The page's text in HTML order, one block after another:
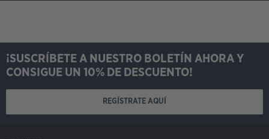
¡SUSCRÍBETE A NUESTRO BOLETÍN AHORA Y
CONSIGUE UN 10% DE DESCUENTO!
REGÍSTRATE AQUÍ